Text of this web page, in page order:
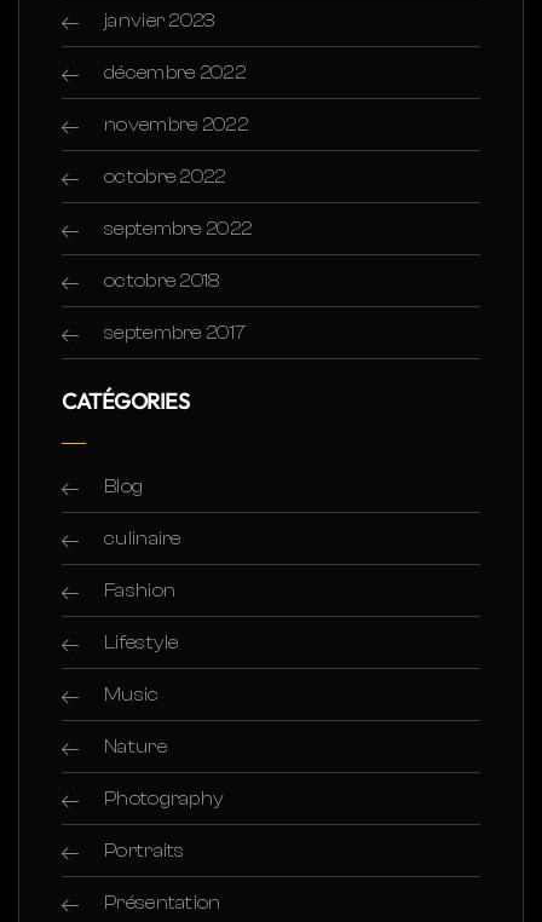
janvier 2023
décembre 2022
novembre 2022
octobre 2022
septembre 2022
octobre 2018
septembre 2017
CATÉGORIES
Blog
culinaire
Fashion
Lifestyle
Music
Nature
Photography
Portraits
Présentation